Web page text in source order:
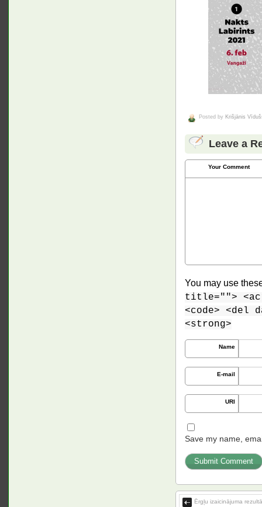
Posted by Krišjānis
Leave a
Your Comment
You may use
title="">
<code> <del
<strong>
Name
E-mail
URI
Save my name,
Ērgļu izaicinājuma